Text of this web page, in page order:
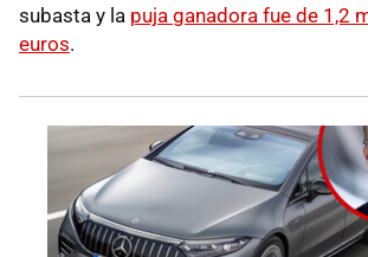
subasta y la puja ganadora fue de 1,2
euros.